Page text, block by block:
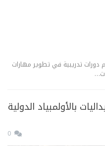
دورات تدريبية في تطوير مهارات
بالأولمبياد الدولية